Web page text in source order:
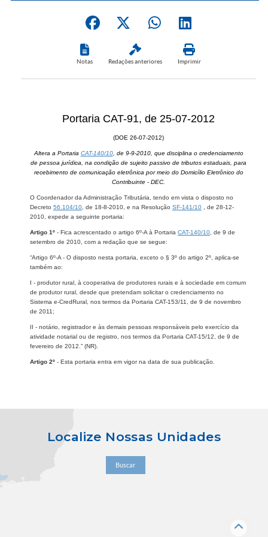
Notas Redações anteriores Imprimir
Portaria CAT-91, de 25-07-2012
(DOE 26-07-2012)
Altera a Portaria CAT-140/10, de 9-9-2010, que disciplina o credenciamento
de pessoa jurídica, na condição de sujeito passivo de tributos estaduais, para
recebimento de comunicação eletrônica por meio do Domicílio Eletrônico do
Contribuinte - DEC.
O Coordenador da Administração Tributária, tendo em vista o disposto no
Decreto 56.104/10 , de 18-8-2010, e na Resolução SF-141/10 , de 28-12-
2010, expede a seguinte portaria:
Artigo 1º - Fica acrescentado o artigo 6º-A à Portaria CAT-140/10 , de 9 de
setembro de 2010, com a redação que se segue:
“Artigo 6º-A - O disposto nesta portaria, exceto o § 3º do artigo 2º, aplica-se
também ao:
I - produtor rural, à cooperativa de produtores rurais e à sociedade em comum
de produtor rural, desde que pretendam solicitar o credenciamento no
Sistema e-CredRural, nos termos da Portaria CAT-153/11, de 9 de novembro
de 2011;
II - notário, registrador e às demais pessoas responsáveis pelo exercício da
atividade notarial ou de registro, nos termos da Portaria CAT-15/12, de 9 de
fevereiro de 2012.” (NR).
Artigo 2º - Esta portaria entra em vigor na data de sua publicação.
Localize Nossas Unidades
Buscar